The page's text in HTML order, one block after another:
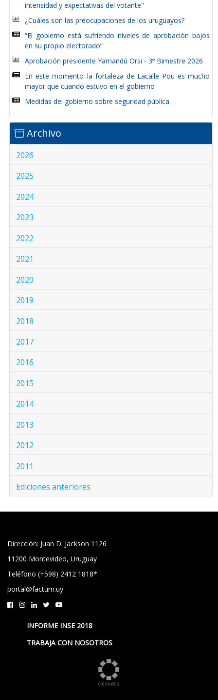
intensidad y expectativas del votante"
¿Cuáles son las preocupaciones de los uruguayos?
“El gobierno está sufriendo niveles de aprobación bajos
en su propio electorado”
Aprobación presidente Yamandú Orsi - 3º Bimestre 2026
En este momento la fortaleza de Lacalle Pou es mucho
mayor que cuando estuvo en el gobierno
Medidas del gobierno sobre seguridad pública
Archivo
2026
2025
2024
2023
2022
2021
2020
2019
2018
2017
2016
2015
2014
2013
2012
2011
Ediciones anteriores
Dirección: Juan D. Jackson 1126
11200 Montevideo, Uruguay
Teléfono (+598) 2412 1818*
portal@factum.uy
INFORME INSE 2018
TRABAJA CON NOSOTROS